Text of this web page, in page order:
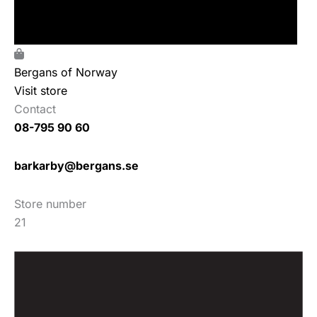
Bergans of Norway
Visit store
Contact
08-795 90 60
barkarby@bergans.se
Store number
21